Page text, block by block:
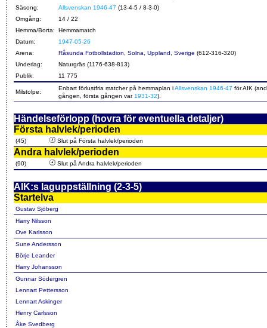
Säsong:
Allsvenskan 1946-47 (13-4-5 / 8-3-0)
Omgång:
14 / 22
Hemma/Borta:
Hemmamatch
Datum:
1947-05-26
Arena:
Råsunda Fotbollstadion, Solna, Uppland, Sverige (612-316-320)
Underlag:
Naturgräs (1176-638-813)
Publik:
11 775
Milstolpe:
Enbart förlustfria matcher på hemmaplan iAllsvenskan 1946-47 för AIK
gången, första gången var 1931-32).
Händelseförlopp (hovra för eventuella detaljer)
Första halvlek/perioden
(45) Slut på Första halvlek/perioden
Andra halvlek/perioden
(90) Slut på Andra halvlek/perioden
AIK:s laguppställning (2-3-5)
Startelva
Gustav Sjöberg
Harry Nilsson
Ove Karlsson
Sune Andersson
Börje Leander
Harry Johansson
Gunnar Södergren
Lennart Pettersson
Lennart Askinger
Henry Carlsson
Åke Svedberg